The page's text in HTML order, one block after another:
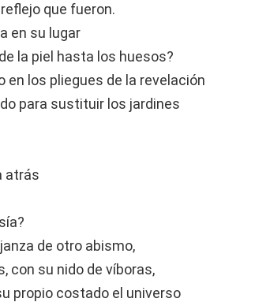
que fueron.
en su lugar
la piel hasta los huesos?
en los pliegues de la revelación
para sustituir los jardines
atrás
de otro abismo,
con su nido de víboras,
propio costado el universo